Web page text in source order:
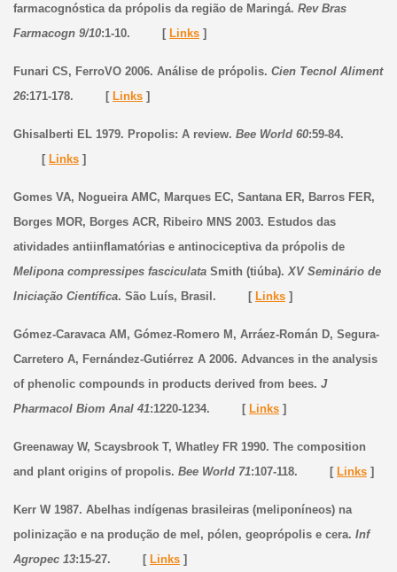
farmacognóstica da própolis da região de Maringá. Rev Bras
Farmacogn 9/10:1-10. [ Links]
Funari CS, FerroVO 2006. Análise de própolis. Cien Tecnol Aliment
26:171-178. [ Links]
Ghisalberti EL 1979. Propolis: A review. Bee World 60:59-84.
[ Links]
Gomes VA, Nogueira AMC, Marques EC, Santana ER, Barros FER,
Borges MOR, Borges ACR, Ribeiro MNS 2003. Estudos das
atividades antiinflamatórias e antinociceptiva da própolis de
Melipona compressipes fasciculataSmith (tiúba).XV Seminário de
Iniciação Científica. São Luís, Brasil. [ Links]
Gómez-Caravaca AM, Gómez-Romero M, Arráez-Román D, Segura-
Carretero A, Fernández-Gutiérrez A 2006. Advances in the analysis
of phenolic compounds in products derived from bees. J
Pharmacol Biom Anal 41:1220-1234. [ Links]
Greenaway W, Scaysbrook T, Whatley FR 1990. The composition
and plant origins of propolis. Bee World 71:107-118. [ Links]
Kerr W 1987. Abelhas indígenas brasileiras (meliponíneos) na
polinização e na produção de mel, pólen, geoprópolis e cera. Inf
Agropec 13:15-27. [ Links]